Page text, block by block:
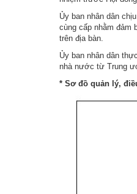
Ủy ban nhân dân
cùng cấp nhằm đảm
trên địa bàn.
Ủy ban nhân dân
nhà nước từ Trung
* Sơ đồ quản lý,